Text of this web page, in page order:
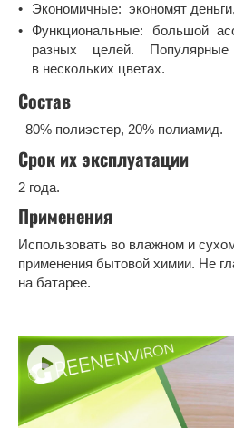
Экономичные: экономят
Функциональные: большой
разных целей.
в нескольких цветах.
Состав
80% полиэстер, 20% полиамид.
Срок их эксплуатации
2 года.
Применения
Использовать во влажном и
применения бытовой химии. Не
на батарее.